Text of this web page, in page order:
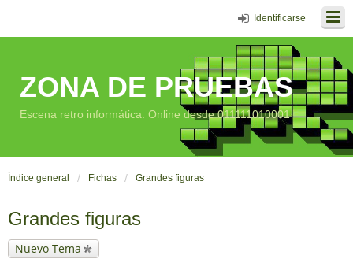
Identificarse
ZONA DE PRUEBAS
Escena retro informática. Online desde 011111010001
Índice general Fichas Grandes figuras
Grandes figuras
Nuevo Tema